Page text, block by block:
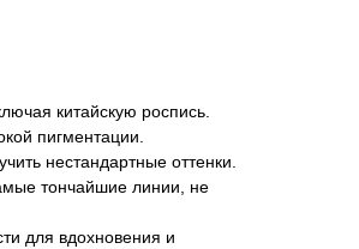
китайскую роспись.
пигментации.
нестандартные оттенки.
тончайшие линии, не
для вдохновения и